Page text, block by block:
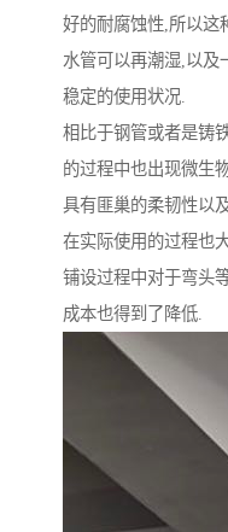
好的耐腐蚀性,所以这
水管可以再潮湿,以及
稳定的使用状况.
相比于钢管或者是铸
的过程中也出现微生
具有匪巢的柔韧性以
在实际使用的过程也
铺设过程中对于弯头
成本也得到了降低.